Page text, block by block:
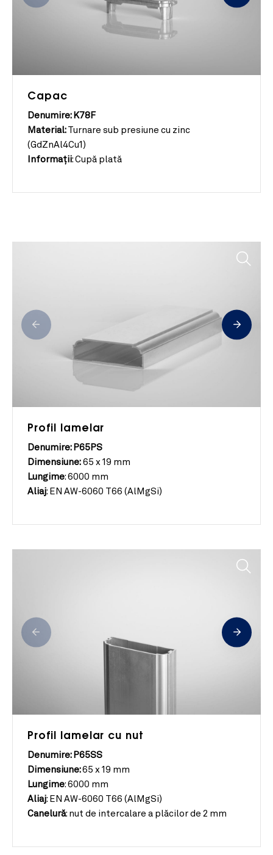
Capac
Denumire: K78F
Material: Turnare sub presiune cu zinc
(GdZnAl4Cu1)
Informații: Cupă plată
Profil lamelar
Denumire: P65PS
Dimensiune: 65 x 19 mm
Lungime: 6000 mm
Aliaj: EN AW-6060 T66 (AlMgSi)
Profil lamelar cu nut
Denumire: P65SS
Dimensiune: 65 x 19 mm
Lungime: 6000 mm
Aliaj: EN AW-6060 T66 (AlMgSi)
Canelură: nut de intercalare a plăcilor de 2 mm